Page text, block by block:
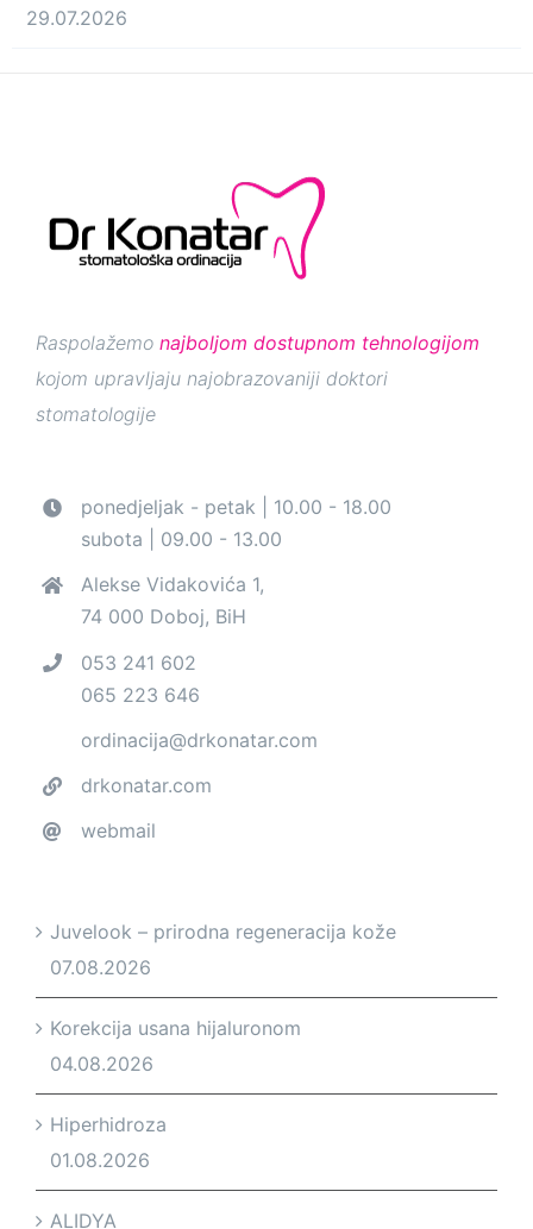
29.07.2026
Raspolažemo najboljom dostupnom tehnologijom
kojom upravljaju najobrazovaniji doktori
stomatologije
ponedjeljak - petak | 10.00 - 18.00
subota | 09.00 - 13.00
Alekse Vidakovića 1,
74 000 Doboj, BiH
053 241 602
065 223 646
ordinacija@drkonatar.com
drkonatar.com
webmail
Juvelook – prirodna regeneracija kože
07.08.2026
Korekcija usana hijaluronom
04.08.2026
Hiperhidroza
01.08.2026
ALIDYA